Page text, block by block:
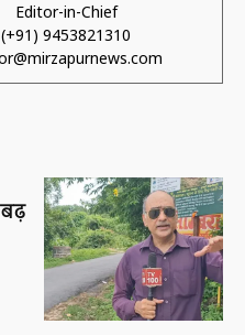
Editor-in-Chief
(+91) 9453821310